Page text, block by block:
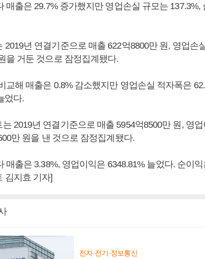
매출은 29.7% 증가했지만 영업손실 규모는 137.3%,
2019년 연결기준으로 매출 622억8800만 원, 영업손
을 거둔 것으로 잠정집계됐다.
교해 매출은 0.8% 감소했지만 영업손실 적자폭은
었다.
2019년 연결기준으로 매출 5954억8500만 원, 영
만 원을 낸 것으로 잠정집계됐다.
매출은 3.38%, 영업이익은 6348.81% 늘었다. 순이
김지효 기자]
전자·전기·정보통신